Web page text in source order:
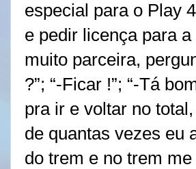
especial para o Play
e pedir licença para
muito parceira,
?”; “-Ficar !”; “-Tá
pra ir e voltar no
de quantas vezes eu
do trem e no trem